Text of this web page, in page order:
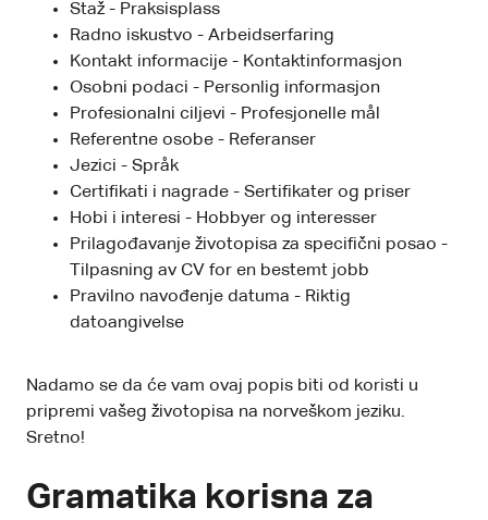
Staž - Praksisplass
Radno iskustvo - Arbeidserfaring
Kontakt informacije - Kontaktinformasjon
Osobni podaci - Personlig informasjon
Profesionalni ciljevi - Profesjonelle mål
Referentne osobe - Referanser
Jezici - Språk
Certifikati i nagrade - Sertifikater og priser
Hobi i interesi - Hobbyer og interesser
Prilagođavanje životopisa za specifični posao -
Tilpasning av CV for en bestemt jobb
Pravilno navođenje datuma - Riktig
datoangivelse
Nadamo se da će vam ovaj popis biti od koristi u
pripremi vašeg životopisa na norveškom jeziku.
Sretno!
Gramatika korisna za